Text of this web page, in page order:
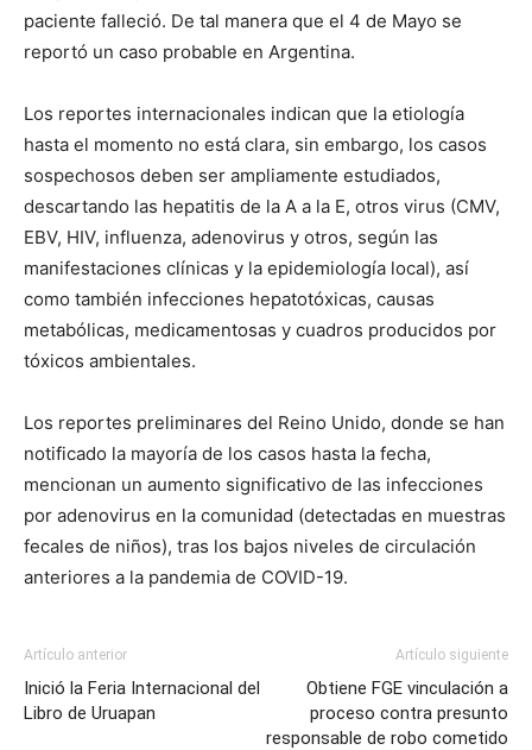
paciente falleció. De tal manera que el 4 de Mayo se
reportó un caso probable en Argentina.
Los reportes internacionales indican que la etiología
hasta el momento no está clara, sin embargo, los casos
sospechosos deben ser ampliamente estudiados,
descartando las hepatitis de la A a la E, otros virus (CMV,
EBV, HIV, influenza, adenovirus y otros, según las
manifestaciones clínicas y la epidemiología local), así
como también infecciones hepatotóxicas, causas
metabólicas, medicamentosas y cuadros producidos por
tóxicos ambientales.
Los reportes preliminares del Reino Unido, donde se han
notificado la mayoría de los casos hasta la fecha,
mencionan un aumento significativo de las infecciones
por adenovirus en la comunidad (detectadas en muestras
fecales de niños), tras los bajos niveles de circulación
anteriores a la pandemia de COVID-19.
Artículo anterior
Inició la Feria Internacional del
Libro de Uruapan
Artículo siguiente
Obtiene FGE vinculación a
proceso contra presunto
responsable de robo cometido